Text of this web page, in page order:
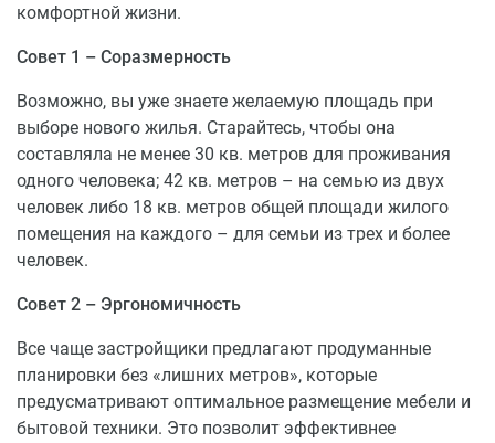
комфортной жизни.
Совет 1 – Соразмерность
Возможно, вы уже знаете желаемую площадь при
выборе нового жилья. Старайтесь, чтобы она
составляла не менее 30 кв. метров для проживания
одного человека; 42 кв. метров – на семью из двух
человек либо 18 кв. метров общей площади жилого
помещения на каждого – для семьи из трех и более
человек.
Совет 2 – Эргономичность
Все чаще застройщики предлагают продуманные
планировки без «лишних метров», которые
предусматривают оптимальное размещение мебели и
бытовой техники. Это позволит эффективнее